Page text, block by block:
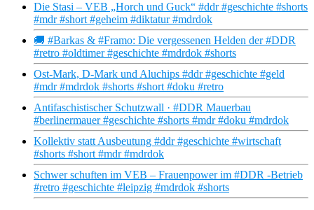
Die Stasi – VEB „Horch und Guck“ #ddr #geschichte #shorts
#mdr #short #geheim #diktatur #mdrdok
🚚 #Barkas & #Framo: Die vergessenen Helden der #DDR
#retro #oldtimer #geschichte #mdrdok #shorts
Ost-Mark, D-Mark und Aluchips #ddr #geschichte #geld
#mdr #mdrdok #shorts #short #doku #retro
Antifaschistischer Schutzwall · #DDR Mauerbau
#berlinermauer #geschichte #shorts #mdr #doku #mdrdok
Kollektiv statt Ausbeutung #ddr #geschichte #wirtschaft
#shorts #short #mdr #mdrdok
Schwer schuften im VEB – Frauenpower im #DDR -Betrieb
#retro #geschichte #leipzig #mdrdok #shorts